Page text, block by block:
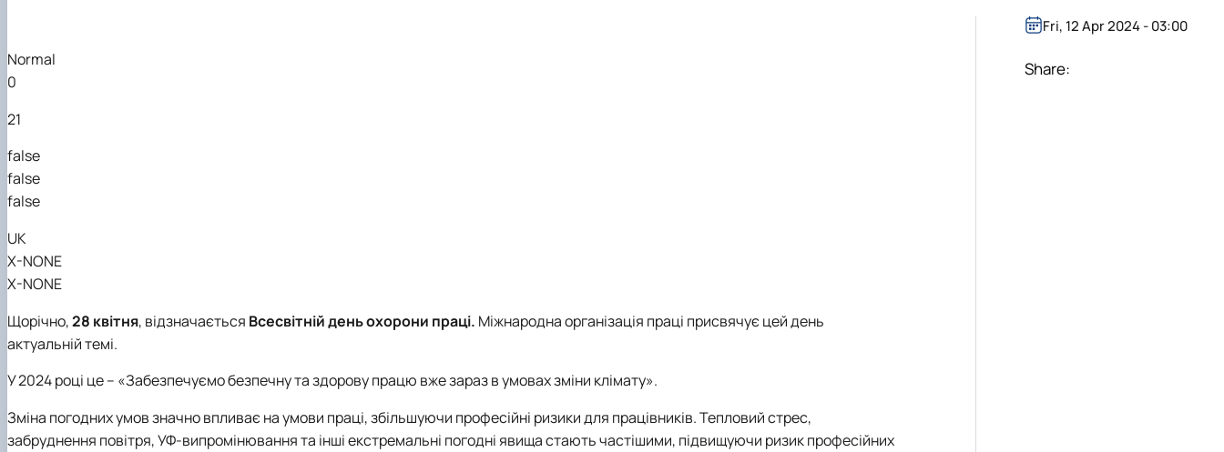
Normal
0
21
false
false
false
UK
X-NONE
X-NONE
Щорічно,28 квітня, відзначається Всесвітній день охорони праці. Міжнародна організація праці присвячує цей день
актуальній темі.
У 2024 році це – «Забезпечуємо безпечну та здорову працю вже зараз в умовах зміни клімату».
Зміна погодних умов значно впливає на умови праці, збільшуючи професійні ризики для працівників. Тепловий стрес,
забруднення повітря, УФ-випромінювання та інші екстремальні погодні явища стають частішими, підвищуючи ризик професійних
Fri, 12 Apr 2024 - 03:00
Share: